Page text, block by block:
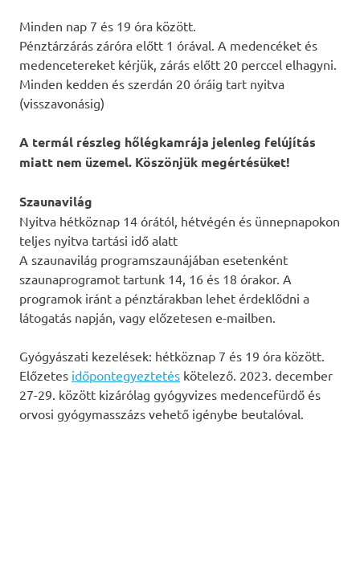
Minden nap 7 és 19 óra között.
Pénztárzárás záróra előtt 1 órával. A medencéket és
medencetereket kérjük, zárás előtt 20 perccel elhagyni.
Minden kedden és szerdán 20 óráig tart nyitva
(visszavonásig)
A termál részleg hőlégkamrája jelenleg felújítás
miatt nem üzemel. Köszönjük megértésüket!
Szaunavilág
Nyitva hétköznap 14 órától, hétvégén és ünnepnapokon
teljes nyitva tartási idő alatt
A szaunavilág programszaunájában esetenként
szaunaprogramot tartunk 14, 16 és 18 órakor. A
programok iránt a pénztárakban lehet érdeklődni a
látogatás napján, vagy előzetesen e-mailben.
Gyógyászati kezelések: hétköznap 7 és 19 óra között.
Előzetes időpontegyeztetés kötelező. 2023. december
27-29. között kizárólag gyógyvizes medencefürdő és
orvosi gyógymasszázs vehető igénybe beutalóval.